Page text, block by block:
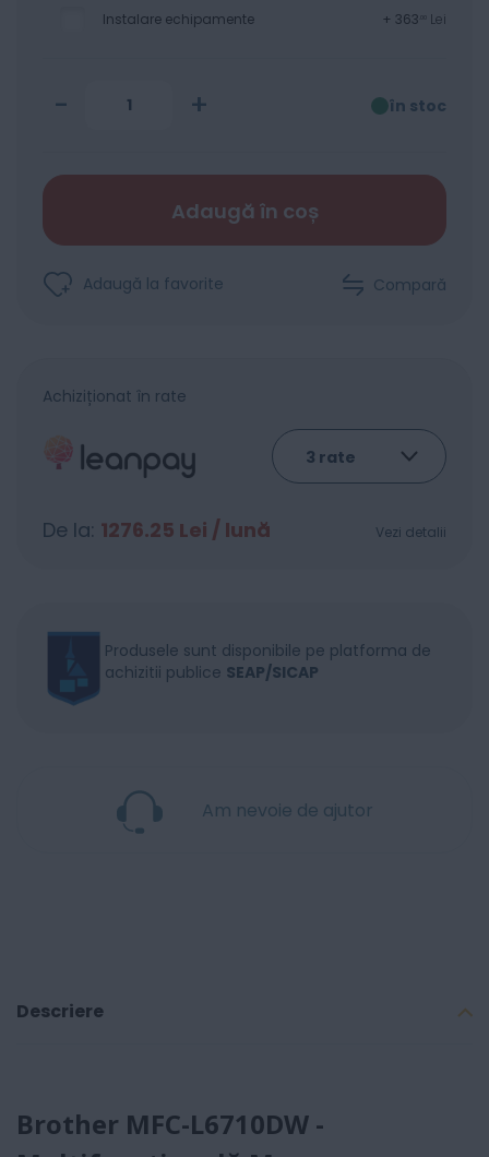
Instalare echipamente + 363 Lei
- + în stoc
Adaugă în coș
Adaugă la favorite Compară
Achiziționat în rate
De la: 1276.25 Lei / lună Vezi detalii
Produsele sunt disponibile pe platforma de
achizitii publice SEAP/SICAP
Am nevoie de ajutor
Descriere
Brother MFC-L6710DW -